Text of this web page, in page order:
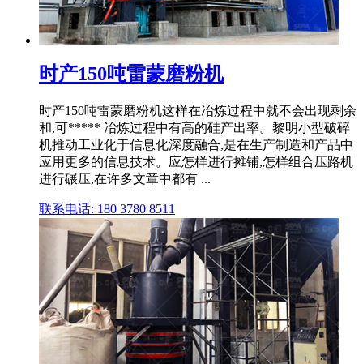
时产150吨雷蒙磨粉机
时产150吨雷蒙磨粉机这样在冶炼过程中就不会出现剩余
和,可***** 冶炼过程中有高的硅产出率。黎明小型破碎
机推动工业化于信息化深度融合,是在生产制造和产品中
应用更多的信息技术。应怎样进行摊铺,怎样组合压路机
进行碾压,在许多文章中都有 ...
联系电话: 180 3780 8511